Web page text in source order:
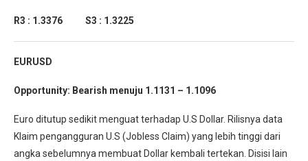
R3 : 1.3376 S3 : 1.3225
EURUSD
Opportunity: Bearish menuju 1.1131 – 1.1096
Euro ditutup sedikit menguat terhadap U.S Dollar. Rilisnya data
Klaim pengangguran U.S (Jobless Claim) yang lebih tinggi dari
angka sebelumnya membuat Dollar kembali tertekan. Disisi lain